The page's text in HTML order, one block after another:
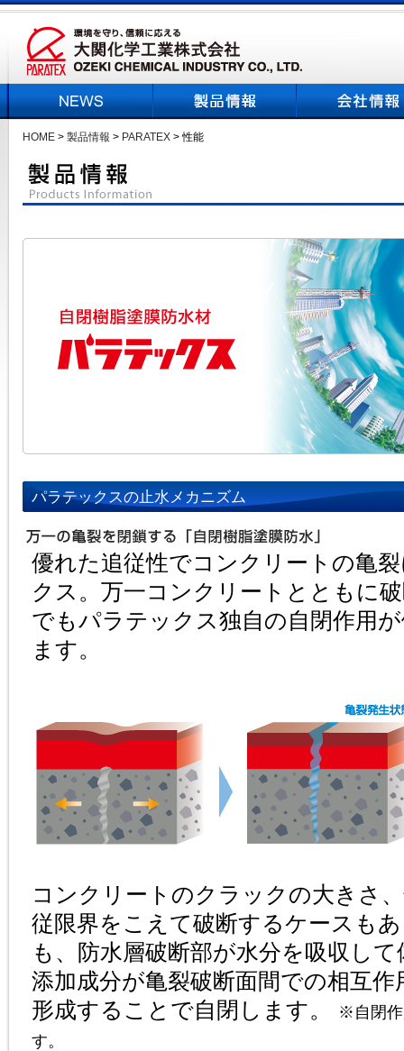
HOME > 製品情報 > PARATEX > 性能
パラテックスの止水メカニズム
優れた追従性でコンクリートの亀
クス。万一コンクリートとともに
でもパラテックス独自の自閉作用
ます。
コンクリートのクラックの大きさ
従限界をこえて破断するケースも
も、防水層破断部が水分を吸収し
添加成分が亀裂破断面間での相互
形成することで自閉します。
※自閉作
す。